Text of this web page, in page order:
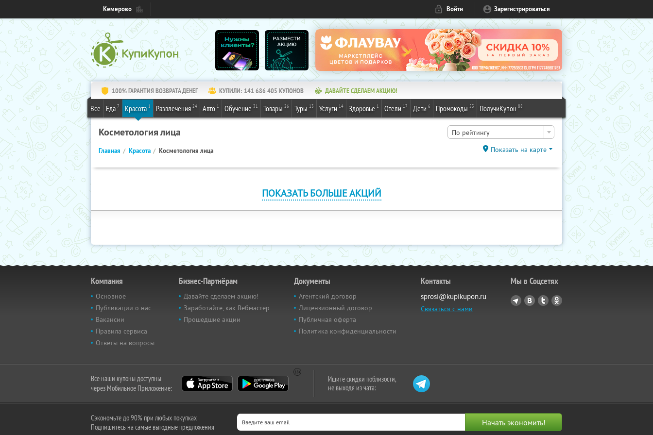
Кемерово Войти Зарегистрироваться
100% ГАРАНТИЯ ВОЗВРАТА ДЕНЕГ КУПИЛИ: 141 686 405 КУПОНОВ ДАВАЙТЕ СДЕЛАЕМ АКЦИЮ!
Все Еда 7 Красота 1 Развлечения 24 Авто 1 Обучение 31 Товары 26 Туры 13 Услуги 14 Здоровье 1 Отели 17 Дети 6 Промокоды 53 ПолучиКупон 88
Косметология лица По рейтингу
Главная Красота Косметология лица Показать на карте
ПОКАЗАТЬ БОЛЬШЕ АКЦИЙ
Компания
Основное
Публикации о нас
Вакансии
Правила сервиса
Ответы на вопросы
Бизнес-Партнёрам
Давайте сделаем акцию!
Заработайте, как Вебмастер
Прошедшие акции
Документы
Агентский договор
Лицензионный договор
Публичная оферта
Политика конфиденциальности
Контакты
sprosi@kupikupon.ru
Связаться с нами
Мы в Соцсетях
Все наши купоны доступны
через Мобильное Приложение:
Ищите скидки поблизости,
не выходя из чата:
Сэкономьте до 90% при любых покупках
Подпишитесь на самые выгодные предложения